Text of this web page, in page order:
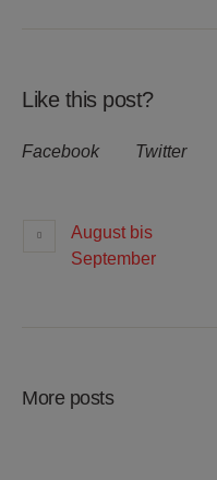
Like this post?
Facebook Twitter
August bis
September
More posts